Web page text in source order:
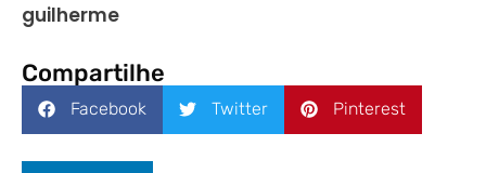
guilherme
Compartilhe
Facebook Twitter Pinterest